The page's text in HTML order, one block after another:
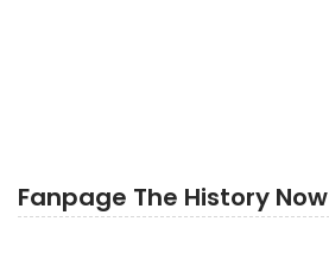
Fanpage The History Now